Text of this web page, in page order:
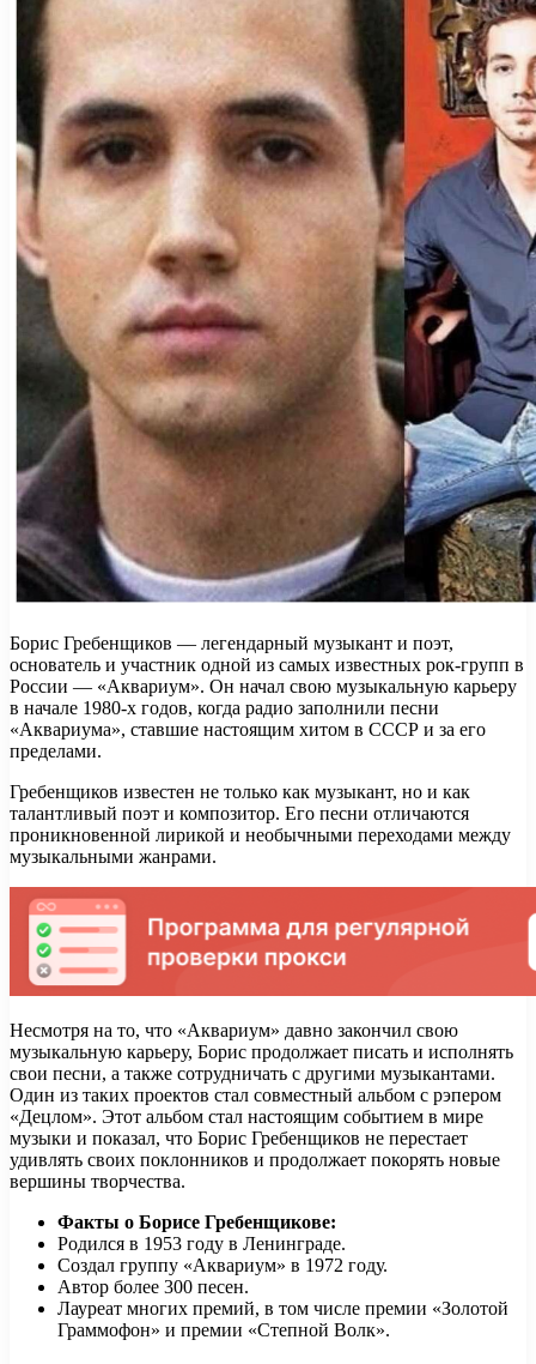
Борис Гребенщиков — легендарный музыкант и поэт,
основатель и участник одной из самых известных рок-групп в
России — «Аквариум». Он начал свою музыкальную карьеру
в начале 1980-х годов, когда радио заполнили песни
«Аквариума», ставшие настоящим хитом в СССР и за его
пределами.
Гребенщиков известен не только как музыкант, но и как
талантливый поэт и композитор. Его песни отличаются
проникновенной лирикой и необычными переходами между
музыкальными жанрами.
Несмотря на то, что «Аквариум» давно закончил свою
музыкальную карьеру, Борис продолжает писать и исполнять
свои песни, а также сотрудничать с другими музыкантами.
Один из таких проектов стал совместный альбом с рэпером
«Децлом». Этот альбом стал настоящим событием в мире
музыки и показал, что Борис Гребенщиков не перестает
удивлять своих поклонников и продолжает покорять новые
вершины творчества.
Факты о Борисе Гребенщикове:
Родился в 1953 году в Ленинграде.
Создал группу «Аквариум» в 1972 году.
Автор более 300 песен.
Лауреат многих премий, в том числе премии «Золотой
Граммофон» и премии «Степной Волк».